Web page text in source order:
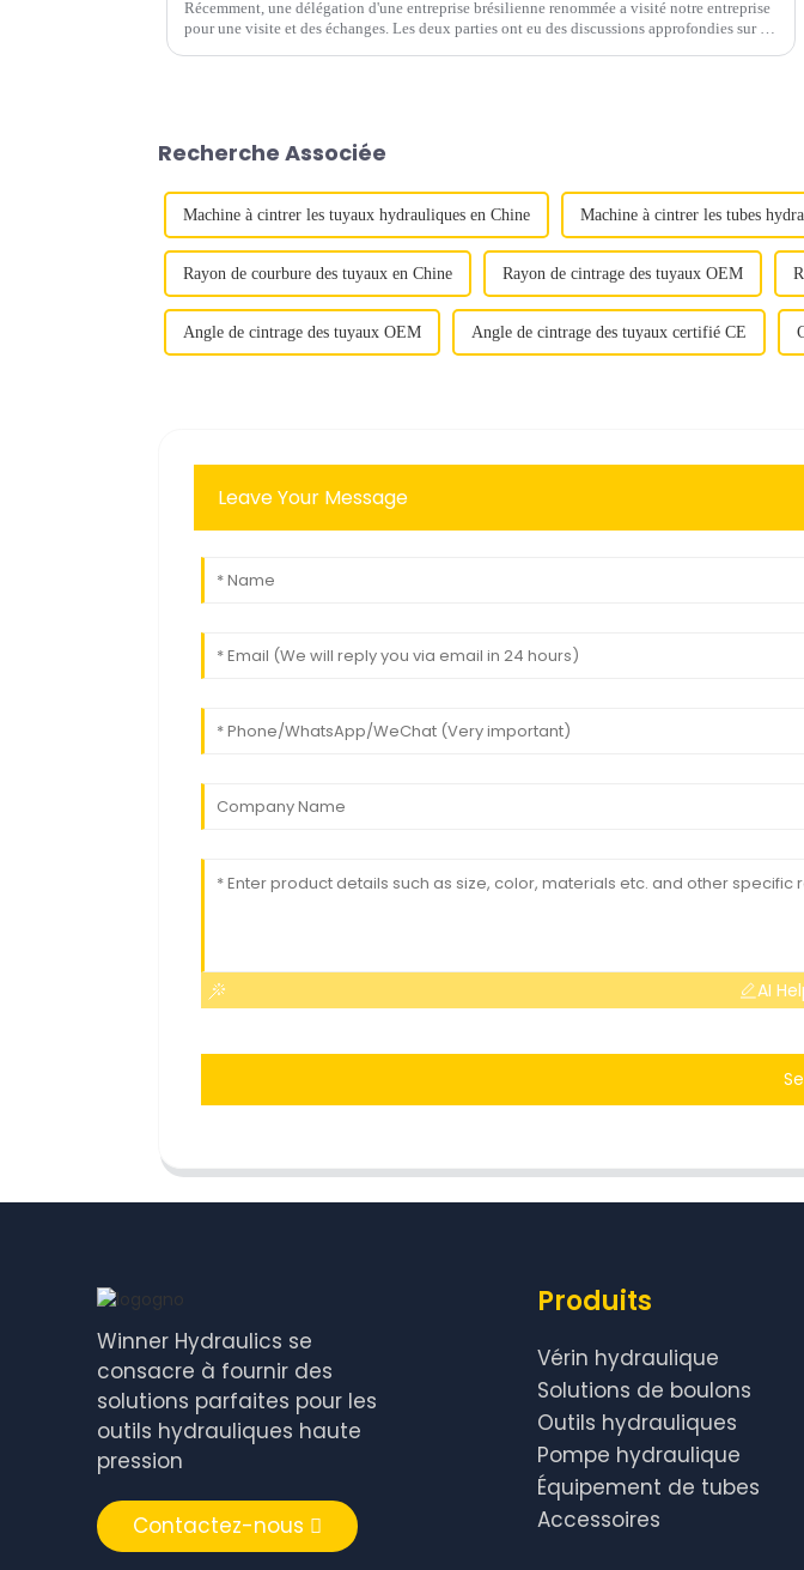
Récemment, une délégation d'une entreprise brésilienne renommée a visité notre entreprise
pour une visite et des échanges. Les deux parties ont eu des discussions approfondies sur les
Recherche Associée
Machine à cintrer les tuyaux hydrauliques en Chine Machine à cintrer les tubes
Rayon de courbure des tuyaux en Chine Rayon de cintrage des tuyaux OEM
Angle de cintrage des tuyaux OEM Angle de cintrage des tuyaux certifié CE
Leave Your Message
AI
Winner Hydraulics se
consacre à fournir des
solutions parfaites pour les
outils hydrauliques haute
pression
Contactez-nous
Produits
Vérin hydraulique
Solutions de boulons
Outils hydrauliques
Pompe hydraulique
Équipement de tubes
Accessoires